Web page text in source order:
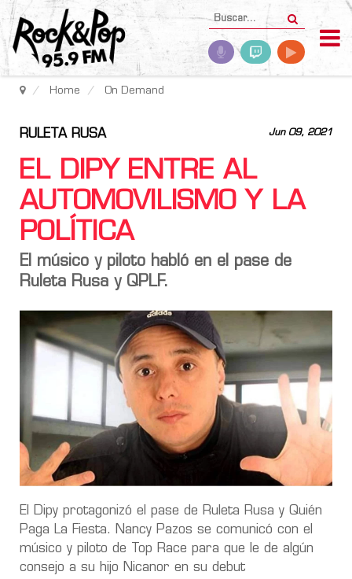
Home On Demand
Jun 09, 2021
RULETA RUSA
EL DIPY ENTRE AL
AUTOMOVILISMO Y LA
POLÍTICA
El músico y piloto habló en el pase de
Ruleta Rusa y QPLF.
El Dipy protagonizó el pase de Ruleta Rusa y Quién
Paga La Fiesta. Nancy Pazos se comunicó con el
músico y piloto de Top Race para que le de algún
consejo a su hijo Nicanor en su debut